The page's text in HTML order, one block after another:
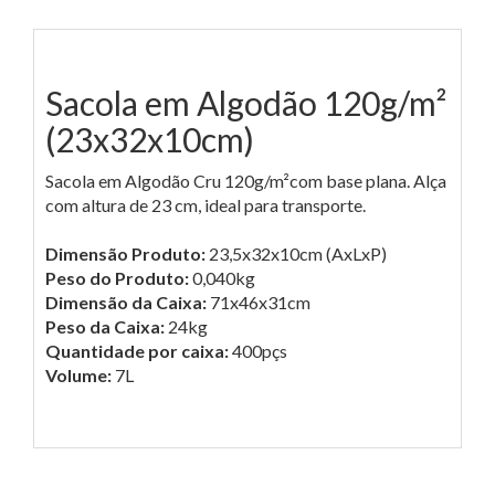
Sacola em Algodão 120g/m²
(23x32x10cm)
Sacola em Algodão Cru 120g/m²com base plana. Alça
com altura de 23 cm, ideal para transporte.
Dimensão Produto: 23,5x32x10cm (AxLxP)
Peso do Produto:0,040kg
Dimensão da Caixa: 71x46x31cm
Peso da Caixa: 24kg
Quantidade por caixa:400pçs
Volume: 7L